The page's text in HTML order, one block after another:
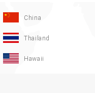
China
Thailand
Hawaii